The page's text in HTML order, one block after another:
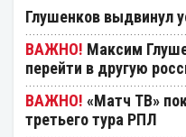
Глушенков выдвинул
Максим
перейти в другую
«Матч ТВ»
третьего тура РПЛ